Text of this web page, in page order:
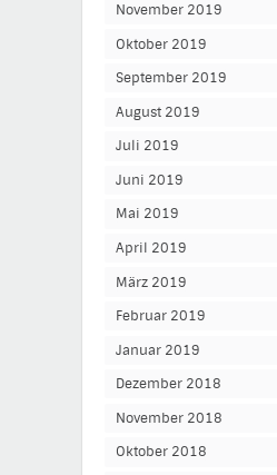
November 2019
Oktober 2019
September 2019
August 2019
Juli 2019
Juni 2019
Mai 2019
April 2019
März 2019
Februar 2019
Januar 2019
Dezember 2018
November 2018
Oktober 2018